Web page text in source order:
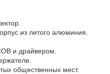
из литого алюминия.
и драйвером.
общественных мест.